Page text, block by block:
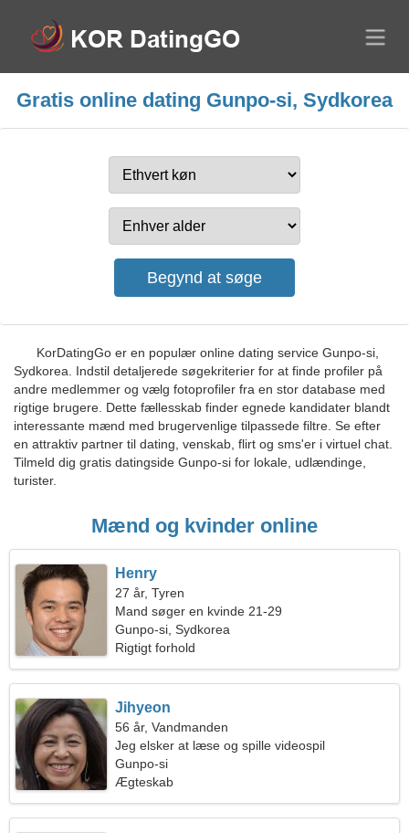
Gratis online dating Gunpo-si, Sydkorea
KorDatingGo er en populær online dating service Gunpo-si,
Sydkorea. Indstil detaljerede søgekriterier for at finde profiler på
andre medlemmer og vælg fotoprofiler fra en stor database med
rigtige brugere. Dette fællesskab finder egnede kandidater blandt
interessante mænd med brugervenlige tilpassede filtre. Se efter
en attraktiv partner til dating, venskab, flirt og sms'er i virtuel chat.
Tilmeld dig gratis datingside Gunpo-si for lokale, udlændinge,
turister.
Mænd og kvinder online
Henry
27 år, Tyren
Mand søger en kvinde 21-29
Gunpo-si, Sydkorea
Rigtigt forhold
Jihyeon
56 år, Vandmanden
Jeg elsker at læse og spille videospil
Gunpo-si
Ægteskab